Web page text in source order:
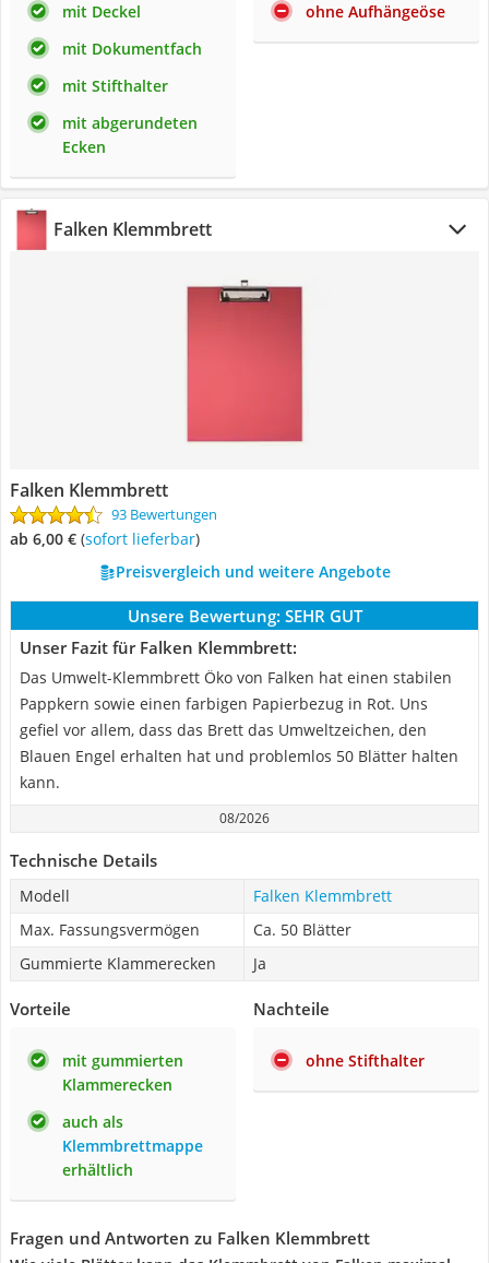
mit Deckel
mit Dokumentfach
mit Stifthalter
mit abgerundeten
Ecken
ohne Aufhängeöse
Falken Klemmbrett
Falken Klemmbrett
93 Bewertungen
ab 6,00 € ( Sofort lieferbar)
Preisvergleich und weitere Angebote
Unsere Bewertung: SEHR GUT
Unser Fazit für Falken Klemmbrett:
Das Umwelt-Klemmbrett Öko von Falken hat einen stabilen
Pappkern sowie einen farbigen Papierbezug in Rot. Uns
gefiel vor allem, dass das Brett das Umweltzeichen, den
Blauen Engel erhalten hat und problemlos 50 Blätter halten
kann.
08/2026
Technische Details
Modell
Falken Klemmbrett
Max. Fassungsvermögen
Ca. 50 Blätter
Gummierte Klammerecken
Ja
Vorteile
mit gummierten
Klammerecken
auch als
Klemmbrettmappe
erhältlich
Nachteile
ohne Stifthalter
Fragen und Antworten zu Falken Klemmbrett